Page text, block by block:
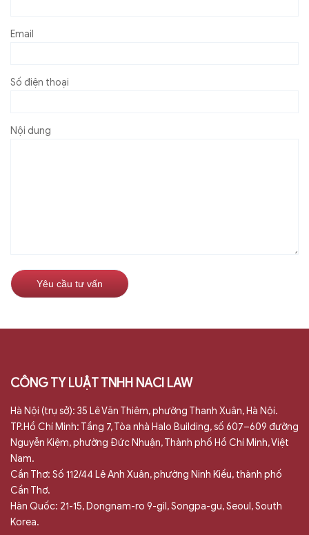
Email
Số điện thoại
Nội dung
CÔNG TY LUẬT TNHH NACI LAW
Hà Nội (trụ sở): 35 Lê Văn Thiêm, phường Thanh Xuân, Hà Nội.
TP.Hồ Chí Minh: Tầng 7, Tòa nhà Halo Building, số 607–609 đường
Nguyễn Kiệm, phường Đức Nhuận, Thành phố Hồ Chí Minh, Việt
Nam.
Cần Thơ: Số 112/44 Lê Anh Xuân, phường Ninh Kiều, thành phố
Cần Thơ.
Hàn Quốc: 21-15, Dongnam-ro 9-gil, Songpa-gu, Seoul, South
Korea.